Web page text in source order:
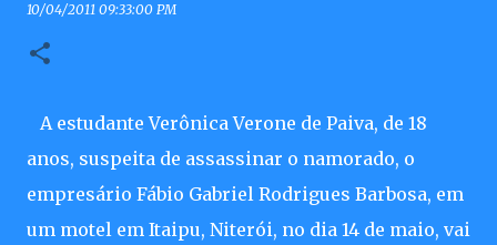
10/04/2011 09:33:00 PM
A estudante Verônica Verone de Paiva, de 18
anos, suspeita de assassinar o namorado, o
empresário Fábio Gabriel Rodrigues Barbosa, em
um motel em Itaipu, Niterói, no dia 14 de maio, vai